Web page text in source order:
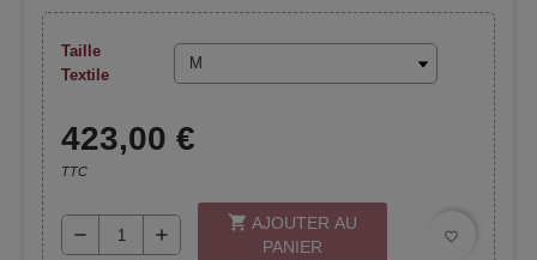
Taille
Textile
423,00 €
TTC
remove add
shopping_cart AJOUTER AU
PANIER
favorite_border